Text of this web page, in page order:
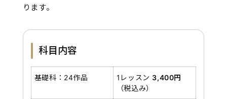
ります。
科目内容
基礎科：24作品 1レッスン 3,400円
（税込み）